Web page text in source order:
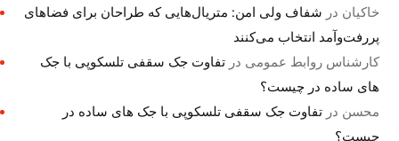
خاکیان در شفاف ولی امن: متریال‌هایی که طراحان برای فضاهای
پررفت‌وآمد انتخاب می‌کنند
کارشناس روابط عمومی درتفاوت جک سقفی تلسکوپی با جک
های ساده در چیست؟
محسن درتفاوت جک سقفی تلسکوپی با جک های ساده در
چیست؟